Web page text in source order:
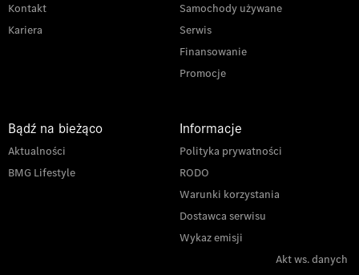
Kontakt
Kariera
Samochody używane
Serwis
Finansowanie
Promocje
Bądź na bieżąco
Aktualności
BMG Lifestyle
Informacje
Polityka prywatności
RODO
Warunki korzystania
Dostawca serwisu
Wykaz emisji
Akt ws. danych